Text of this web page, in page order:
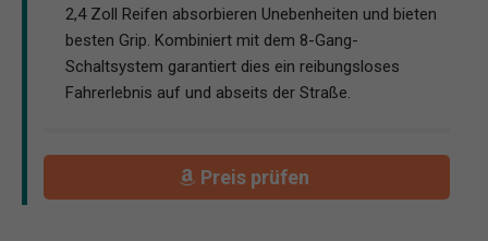
2,4 Zoll Reifen absorbieren Unebenheiten und bieten
besten Grip. Kombiniert mit dem 8-Gang-
Schaltsystem garantiert dies ein reibungsloses
Fahrerlebnis auf und abseits der Straße.
Preis prüfen